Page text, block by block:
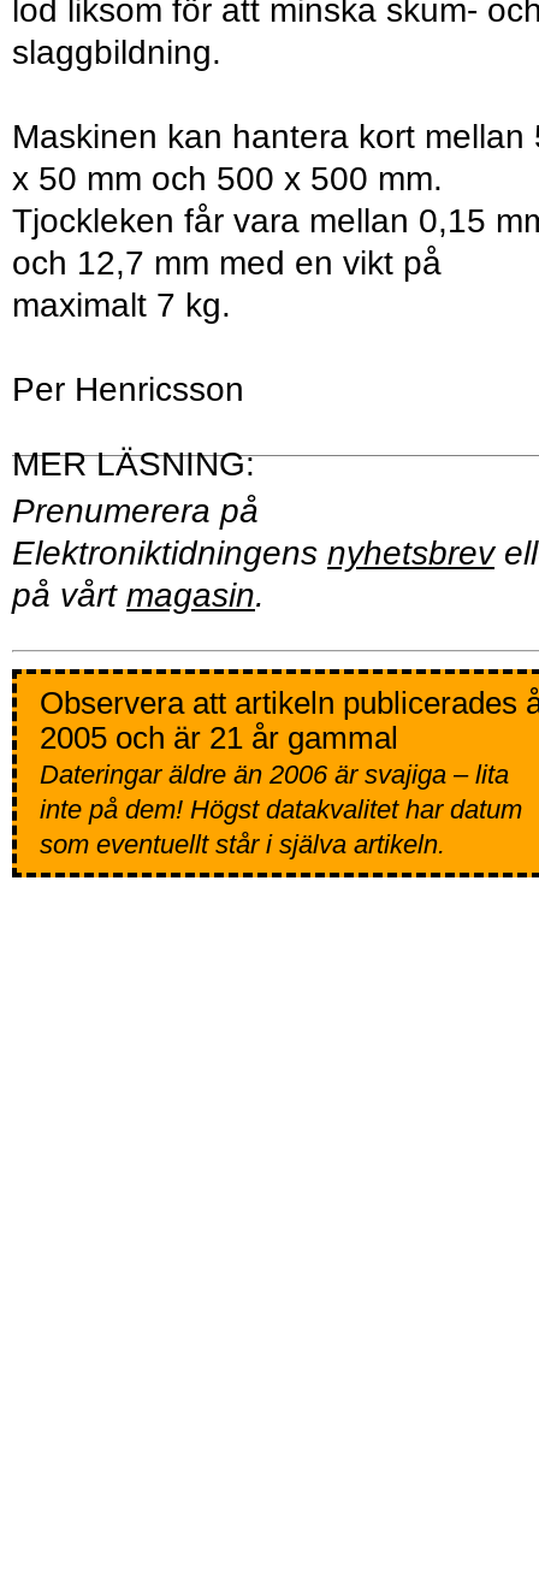
lod liksom för att minska skum-
slaggbildning.
Maskinen kan hantera kort mellan
x 50 mm och 500 x 500 mm.
Tjockleken får vara mellan 0,15
och 12,7 mm med en vikt på
maximalt 7 kg.
Per Henricsson
Prenumerera på
Elektroniktidningens nyhetsbrev
på vårt magasin.
Observera att artikeln publicerades
2005 och är 21 år gammal
Dateringar äldre än 2006 är svajiga – lita
inte på dem! Högst datakvalitet har datum
som eventuellt står i själva artikeln.